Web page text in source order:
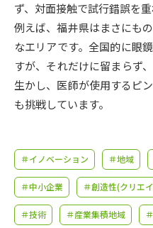
先輩が入学を決めた理由
新生活お役立ちガイド
大学で学びたい学問発見
学問のミニ講義「夢ナビ講義」
ず、対面接触で試行錯誤を
例えば、福井県はまさにも
なエリアです。全国的に眼
すが、それだけに留まらず
生かし、医師が使用するピ
も挑戦しています。
＃イノベーション ＃地域
＃中小企業 ＃創造性(クリエ
＃技術 ＃産業集積地域